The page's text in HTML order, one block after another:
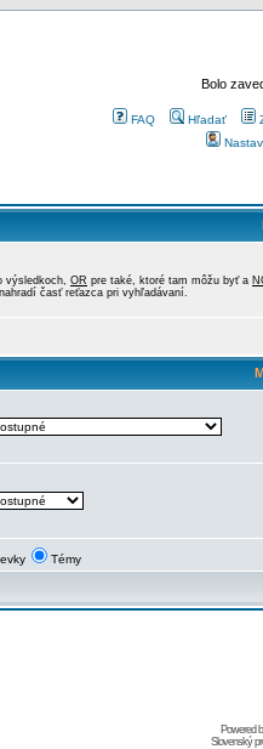
Bolo
FAQ Hľadať
výsledkoch, OR pre také, ktoré tam môžu byť a
časť reťazca pri vyhľadávaní.
Témy
Powered
Slovenský